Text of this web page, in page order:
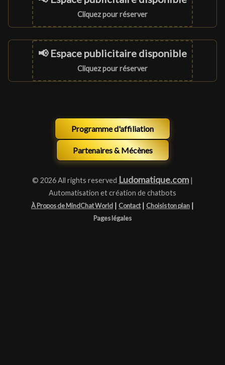
Cliquez pour réserver
📢 Espace publicitaire disponible
Cliquez pour réserver
Programme d'affiliation
Partenaires & Mécènes
© 2026 All rights reserved Ludomatique.com |
Automatisation et création de chatbots
À Propos de MindChat World | Contact | Choisis ton plan |
Pages légales